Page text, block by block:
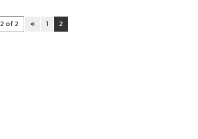
2 of 2 « 1 2